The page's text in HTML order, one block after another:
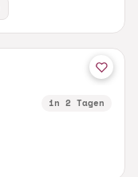
in 2 Tagen